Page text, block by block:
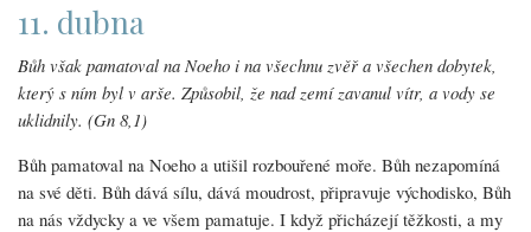
11. dubna
Bůh však pamatoval na Noeho i na všechnu zvěř a všechen dobytek,
který s ním byl v arše. Způsobil, že nad zemí zavanul vítr, a vody se
uklidnily. (Gn 8,1)
Bůh pamatoval na Noeho a utišil rozbouřené moře. Bůh nezapomíná
na své děti. Bůh dává sílu, dává moudrost, připravuje východisko, Bůh
na nás vždycky a ve všem pamatuje. I když přicházejí těžkosti, a my